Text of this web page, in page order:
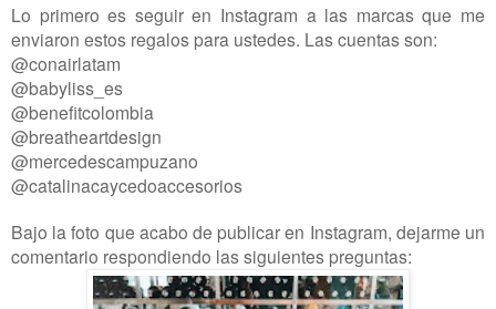
Lo primero es seguir en Instagram a las marcas que me
enviaron estos regalos para ustedes. Las cuentas son:
@conairlatam
@babyliss_es
@benefitcolombia
@breatheartdesign
@mercedescampuzano
@catalinacaycedoaccesorios
Bajo la foto que acabo de publicar en Instagram, dejarme un
comentario respondiendo las siguientes preguntas: